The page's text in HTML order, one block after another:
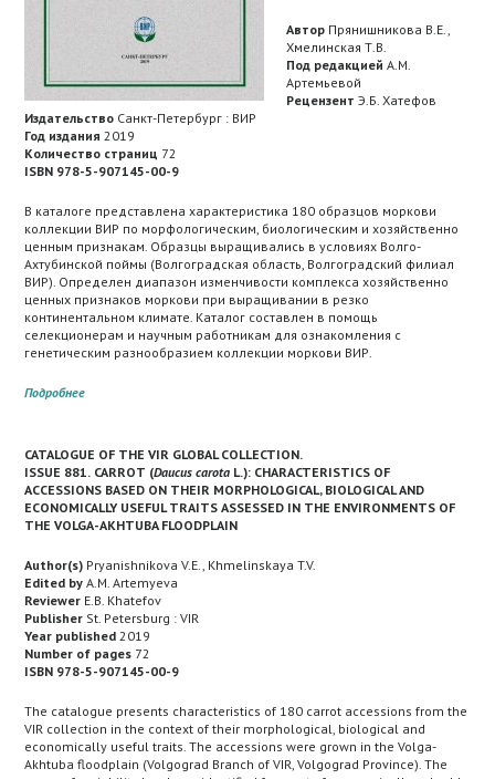
Автор Прянишникова В.Е.,
Хмелинская Т.В.
Под редакцией А.М.
Артемьевой
Рецензент Э.Б. Хатефов
Издательство Санкт-Петербург : ВИР
Год издания 2019
Количество страниц 72
ISBN 978-5-907145-00-9
В каталоге представлена характеристика 180 образцов моркови
коллекции ВИР по морфологическим, биологическим и хозяйственно
ценным признакам. Образцы выращивались в условиях Волго-
Ахтубинской поймы (Волгоградская область, Волгоградский филиал
ВИР). Определен диапазон изменчивости комплекса хозяйственно
ценных признаков моркови при выращивании в резко
континентальном климате. Каталог составлен в помощь
селекционерам и научным работникам для ознакомления с
генетическим разнообразием коллекции моркови ВИР.
Подробнее
CATALOGUE OF THE VIR GLOBAL COLLECTION.
ISSUE 881. CARROT (Daucus carota L.): CHARACTERISTICS OF
ACCESSIONS BASED ON THEIR MORPHOLOGICAL, BIOLOGICAL AND
ECONOMICALLY USEFUL TRAITS ASSESSED IN THE ENVIRONMENTS OF
THE VOLGA-AKHTUBA FLOODPLAIN
Author(s) Pryanishnikova V.E., Khmelinskaya T.V.
Edited by A.M. Artemyeva
Reviewer E.B. Khatefov
Publisher St. Petersburg : VIR
Year published 2019
Number of pages 72
ISBN 978-5-907145-00-9
The catalogue presents characteristics of 180 carrot accessions from the
VIR collection in the context of their morphological, biological and
economically useful traits. The accessions were grown in the Volga-
Akhtuba floodplain (Volgograd Branch of VIR, Volgograd Province). The